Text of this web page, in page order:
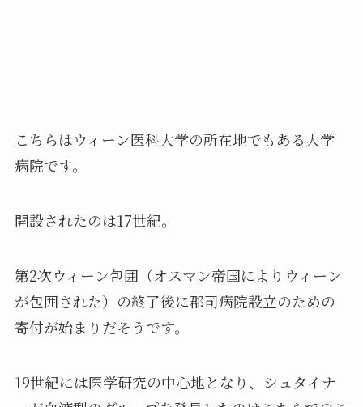
こちらはウィーン医科大学の所在地でもある大学
病院です。
開設されたのは17世紀。
第2次ウィーン包囲（オスマン帝国によりウィーン
が包囲された）の終了後に郡司病院設立のための
寄付が始まりだそうです。
19世紀には医学研究の中心地となり、シュタイナ